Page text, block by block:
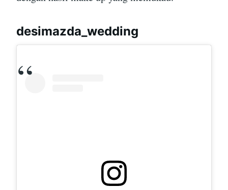
desimazda_wedding